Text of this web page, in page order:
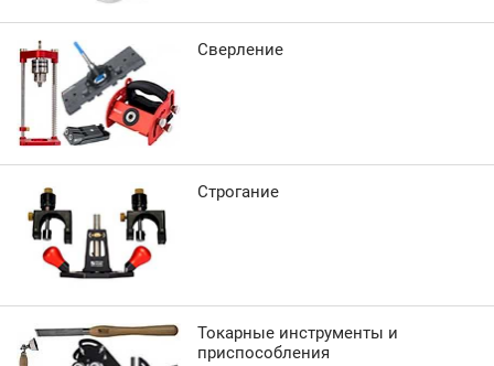
Сверление
Строгание
Токарные инструменты и
приспособления